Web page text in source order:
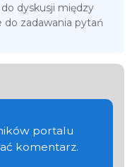
dyskusji między
do zadawania pytań
portalu
komentarz.